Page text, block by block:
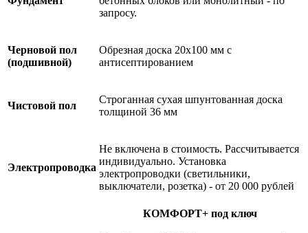
запросу.
Черновой пол
(подшивной)
Обрезная доска 20х100 мм с
антисептированием
Чистовой пол
Строганная сухая шпунтованная доска
толщиной 36 мм
Электропроводка
Не включена в стоимость. Рассчитывается
индивидуально. Установка
электропроводки (светильники,
выключатели, розетка) - от 20 000 рублей
КОМФОРТ+ под ключ